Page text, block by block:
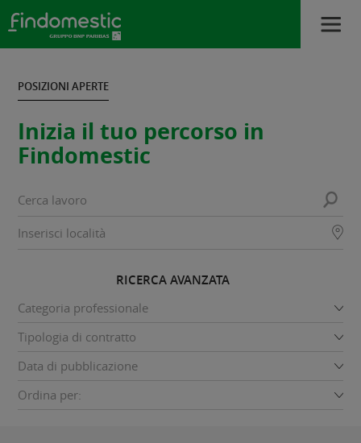
POSIZIONI APERTE
Inizia il tuo percorso in
Findomestic
RICERCA AVANZATA
Categoria professionale
Tipologia di contratto
Data di pubblicazione
Ordina per: